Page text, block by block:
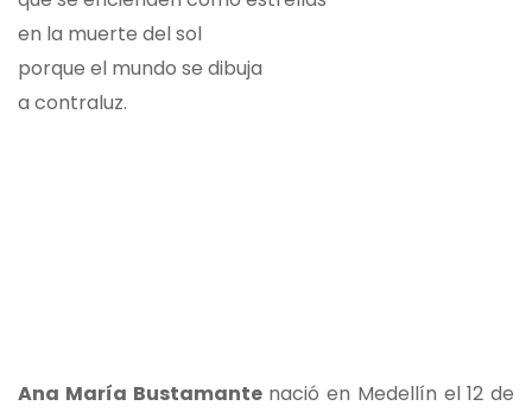
en la muerte del sol
porque el mundo se dibuja
a contraluz.
Ana María Bustamantenació en Medellín el 12 de